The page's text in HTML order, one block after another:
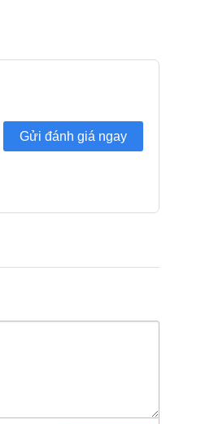
Gửi đánh giá ngay